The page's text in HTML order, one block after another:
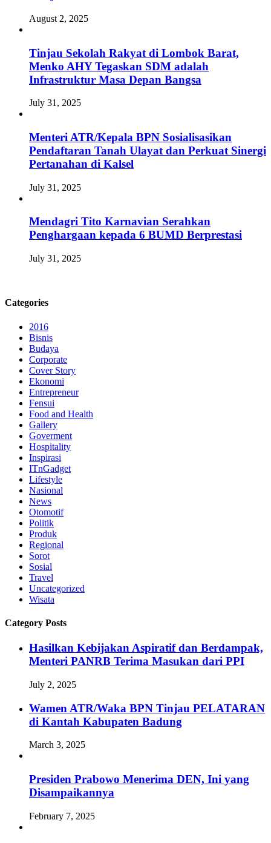
August 2, 2025
Tinjau Sekolah Rakyat di Lombok Barat,
Menko AHY Tegaskan SDM adalah
Infrastruktur Masa Depan Bangsa
July 31, 2025
Menteri ATR/Kepala BPN Sosialisasikan
Pendaftaran Tanah Ulayat dan Perkuat Sinergi
Pertanahan di Kalsel
July 31, 2025
Mendagri Tito Karnavian Serahkan
Penghargaan kepada 6 BUMD Berprestasi
July 31, 2025
Categories
2016
Bisnis
Budaya
Corporate
Cover Story
Ekonomi
Entrepreneur
Fensui
Food and Health
Gallery
Goverment
Hospitality
Inspirasi
ITnGadget
Lifestyle
Nasional
News
Otomotif
Politik
Produk
Regional
Sorot
Sosial
Travel
Uncategorized
Wisata
Category Posts
Hasilkan Kebijakan Aspiratif dan Berdampak,
Menteri PANRB Terima Masukan dari PPI
July 2, 2025
Wamen ATR/Waka BPN Tinjau PELATARAN
di Kantah Kabupaten Badung
March 3, 2025
Presiden Prabowo Menerima DEN, Ini yang
Disampaikannya
February 7, 2025